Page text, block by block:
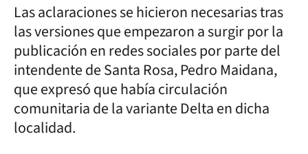
Las aclaraciones se hicieron necesarias tras
las versiones que empezaron a surgir por la
publicación en redes sociales por parte del
intendente de Santa Rosa, Pedro Maidana,
que expresó que había circulación
comunitaria de la variante Delta en dicha
localidad.